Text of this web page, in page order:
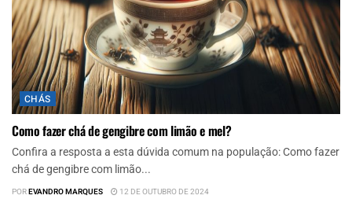
CHÁS
Como fazer chá de gengibre com limão e mel?
Confira a resposta a esta dúvida comum na população: Como fazer
chá de gengibre com limão...
POREVANDRO MARQUES 12 DE OUTUBRO DE 2024